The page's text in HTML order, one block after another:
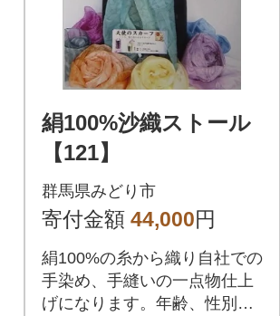
絹100%沙織ストール
【121】
群馬県みどり市
寄付金額 44,000円
絹100%の糸から織り自社での
手染め、手縫いの一点物仕上
げになります。年齢、性別問